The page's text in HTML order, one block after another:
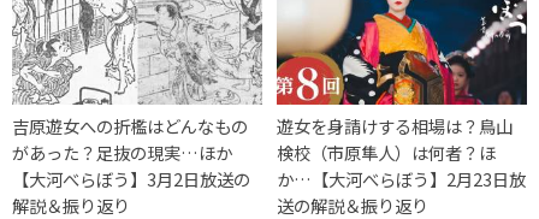
吉原遊女への折檻はどんなもの
があった？足抜の現実…ほか
【大河べらぼう】3月2日放送の
解説＆振り返り
遊女を身請けする相場は？鳥山
検校（市原隼人）は何者？ほ
か…【大河べらぼう】2月23日放
送の解説＆振り返り